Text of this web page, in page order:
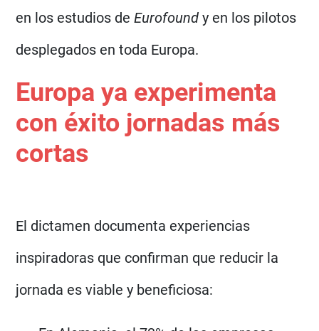
en los estudios deEurofound y en los pilotos
desplegados en toda Europa.
Europa ya experimenta
con éxito jornadas más
cortas
El dictamen documenta experiencias
inspiradoras que confirman que reducir la
jornada es viable y beneficiosa: